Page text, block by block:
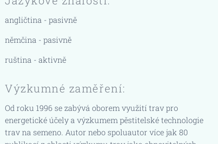
angličtina - pasivně
němčina - pasivně
ruština - aktivně
Výzkumné zaměření:
Od roku 1996 se zabývá oborem využití trav pro
energetické účely a výzkumem pěstitelské technologie
trav na semeno. Autor nebo spoluautor více jak 80